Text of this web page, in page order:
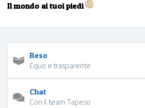
Il mondo ai tuoi piedi
Reso
Equo e trasparente
Chat
Con il team Tapeso